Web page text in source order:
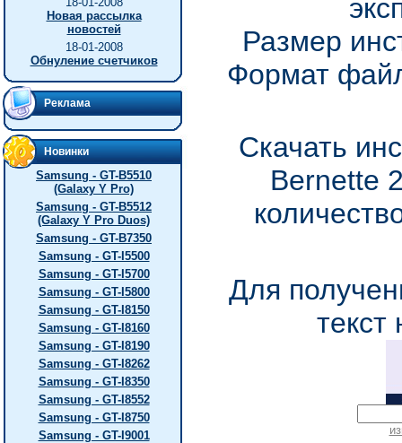
Новая рассылка
новостей
18-01-2008
Обнуление счетчиков
Реклама
Новинки
Samsung - GT-B5510
(Galaxy Y Pro)
Samsung - GT-B5512
(Galaxy Y Pro Duos)
Samsung - GT-B7350
Samsung - GT-I5500
Samsung - GT-I5700
Samsung - GT-I5800
Samsung - GT-I8150
Samsung - GT-I8160
Samsung - GT-I8190
Samsung - GT-I8262
Samsung - GT-I8350
Samsung - GT-I8552
Samsung - GT-I8750
Samsung - GT-I9001
Размер
Формат
Скачать
Bernette
Для
текст